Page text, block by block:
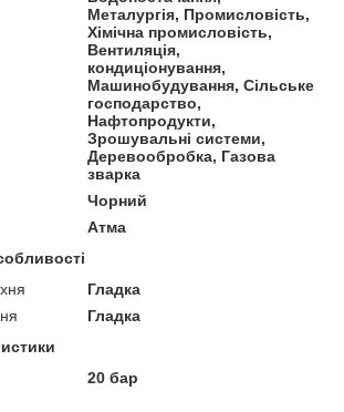
Металургія, Промисловість,
Хімічна промисловість,
Вентиляція,
кондиціонування,
Машинобудування, Сільське
господарство,
Нафтопродукти,
Зрошувальні системи,
Деревообробка, Газова
зварка
Чорний
Атма
Гладка
Гладка
20 бар